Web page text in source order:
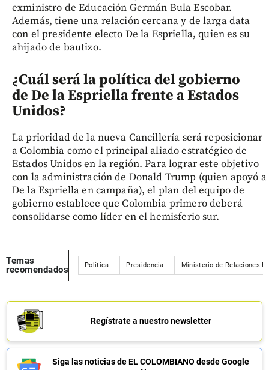
exministro de Educación Germán Bula Escobar.
Además, tiene una relación cercana y de larga data
con el presidente electo De la Espriella, quien es su
ahijado de bautizo.
¿Cuál será la política del gobierno
de De la Espriella frente a Estados
Unidos?
La prioridad de la nueva Cancillería será reposicionar
a Colombia como el principal aliado estratégico de
Estados Unidos en la región. Para lograr este objetivo
con la administración de Donald Trump (quien apoyó a
De la Espriella en campaña), el plan del equipo de
gobierno establece que Colombia primero deberá
consolidarse como líder en el hemisferio sur.
Temas
recomendados
Política Presidencia Ministerio de Relaciones
Regístrate a nuestro newsletter
Siga las noticias de EL COLOMBIANO desde Google